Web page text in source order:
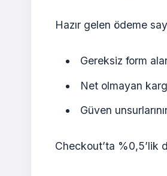
Hazır gelen ödeme
Gereksiz form
Net olmayan
Güven
Checkout’ta %0,5’lik